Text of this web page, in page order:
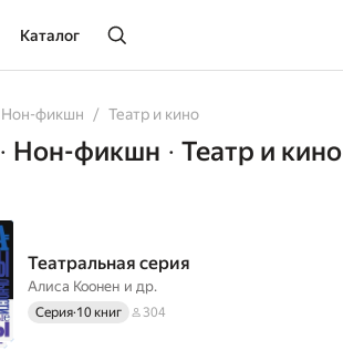
Каталог
Нон-фикшн Театр и кино
• Нон-фикшн • Театр и кино
Театральная серия
Алиса Коонен и др.
Серия·10 книг 304